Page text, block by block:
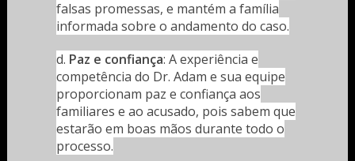
falsas promessas, e mantém a família
informada sobre o andamento do caso.
d. Paz e confiança: A experiência e
competência do Dr. Adam e sua equipe
proporcionam paz e confiança aos
familiares e ao acusado, pois sabem que
estarão em boas mãos durante todo o
processo.